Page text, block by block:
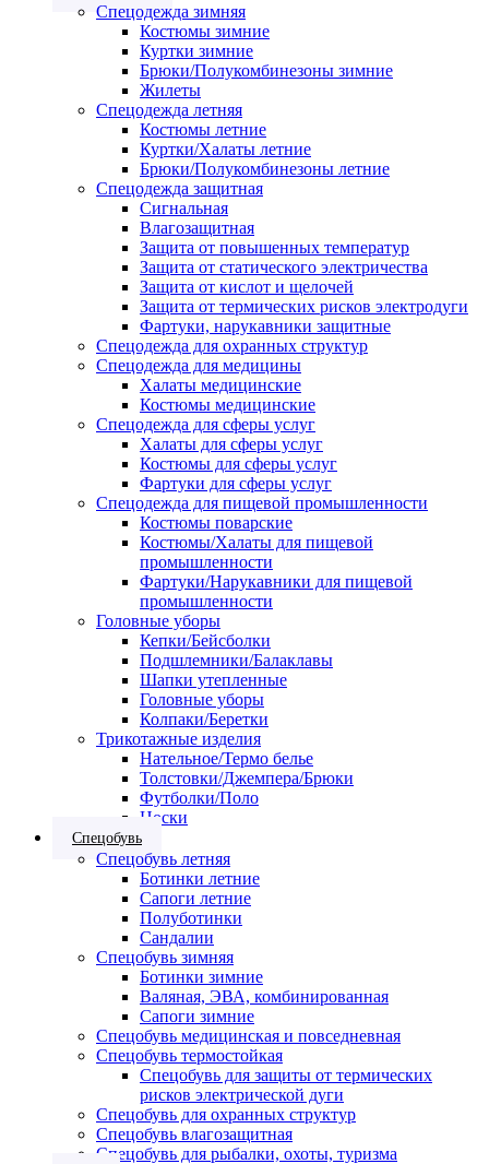
Спецодежда зимняя
Костюмы зимние
Куртки зимние
Брюки/Полукомбинезоны зимние
Жилеты
Спецодежда летняя
Костюмы летние
Куртки/Халаты летние
Брюки/Полукомбинезоны летние
Спецодежда защитная
Сигнальная
Влагозащитная
Защита от повышенных температур
Защита от статического электричества
Защита от кислот и щелочей
Защита от термических рисков электродуги
Фартуки, нарукавники защитные
Спецодежда для охранных структур
Спецодежда для медицины
Халаты медицинские
Костюмы медицинские
Спецодежда для сферы услуг
Халаты для сферы услуг
Костюмы для сферы услуг
Фартуки для сферы услуг
Спецодежда для пищевой промышленности
Костюмы поварские
Костюмы/Халаты для пищевой
промышленности
Фартуки/Нарукавники для пищевой
промышленности
Головные уборы
Кепки/Бейсболки
Подшлемники/Балаклавы
Шапки утепленные
Головные уборы
Колпаки/Беретки
Трикотажные изделия
Нательное/Термо белье
Толстовки/Джемпера/Брюки
Футболки/Поло
Носки
Спецобувь
Спецобувь летняя
Ботинки летние
Сапоги летние
Полуботинки
Сандалии
Спецобувь зимняя
Ботинки зимние
Валяная, ЭВА, комбинированная
Сапоги зимние
Спецобувь медицинская и повседневная
Спецобувь термостойкая
Спецобувь для защиты от термических
рисков электрической дуги
Спецобувь для охранных структур
Спецобувь влагозащитная
Спецобувь для рыбалки, охоты, туризма